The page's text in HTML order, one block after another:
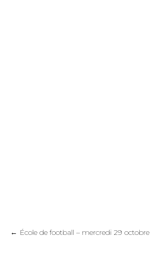
Posts
← École de football – mercredi 29 octobre